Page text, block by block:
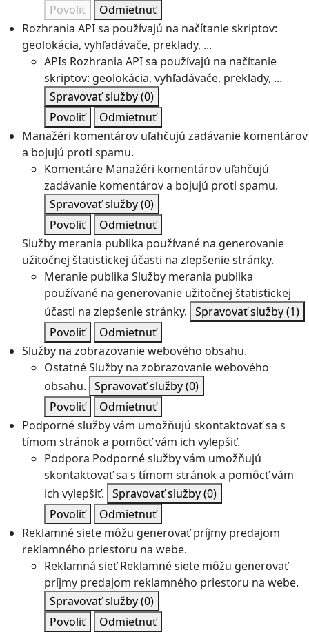
Povoliť
Odmietnuť
Rozhrania API sa používajú na načítanie skriptov:
geolokácia, vyhľadávače, preklady, ...
APIs Rozhrania API sa používajú na načítanie
skriptov: geolokácia, vyhľadávače, preklady, ...
Spravovať služby(0)
Povoliť
Odmietnuť
Manažéri komentárov uľahčujú zadávanie komentárov
a bojujú proti spamu.
Komentáre Manažéri komentárov uľahčujú
zadávanie komentárov a bojujú proti spamu.
Spravovať služby(0)
Povoliť
Odmietnuť
Služby merania publika používané na generovanie
užitočnej štatistickej účasti na zlepšenie stránky.
Meranie publika Služby merania publika
používané na generovanie užitočnej štatistickej
účasti na zlepšenie stránky. Spravovať služby(1)
Povoliť
Odmietnuť
Služby na zobrazovanie webového obsahu.
OstatnéSlužby na zobrazovanie webového
obsahu. Spravovať služby(0)
Povoliť
Odmietnuť
Podporné služby vám umožňujú skontaktovať sa s
tímom stránok a pomôcť vám ich vylepšiť.
Podpora Podporné služby vám umožňujú
skontaktovať sa s tímom stránok a pomôcť vám
ich vylepšiť. Spravovať služby(0)
Povoliť
Odmietnuť
Reklamné siete môžu generovať príjmy predajom
reklamného priestoru na webe.
Reklamná sieť Reklamné siete môžu generovať
príjmy predajom reklamného priestoru na webe.
Spravovať služby(0)
Povoliť
Odmietnuť